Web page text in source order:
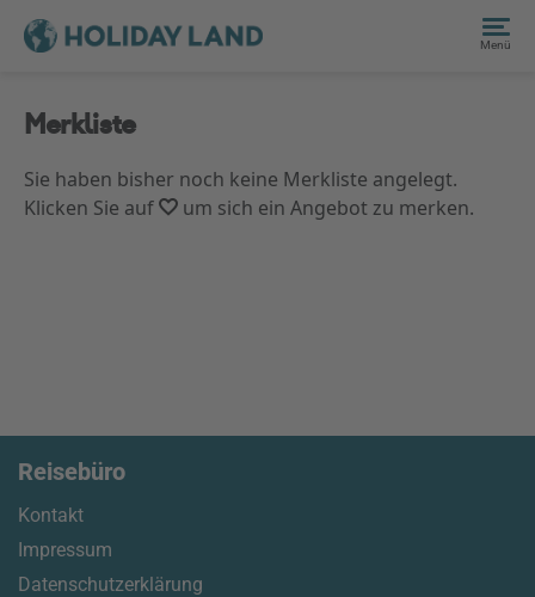
Menü
Merkliste
Sie haben bisher noch keine Merkliste angelegt.
Klicken Sie auf
um sich ein Angebot zu merken.
Reisebüro
Kontakt
Impressum
Datenschutzerklärung